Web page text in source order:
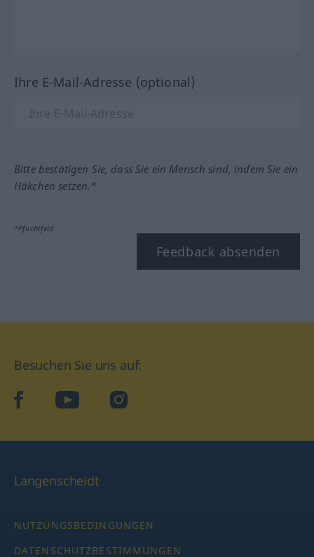
Ihre E-Mail-Adresse (optional)
Bitte bestätigen Sie, dass Sie ein Mensch sind, indem Sie ein
Häkchen setzen.*
*Pflichtfeld
Feedback absenden
Besuchen Sie uns auf:
facebookYouTube Instagram
Langenscheidt
NUTZUNGSBEDINGUNGEN
DATENSCHUTZBESTIMMUNGEN